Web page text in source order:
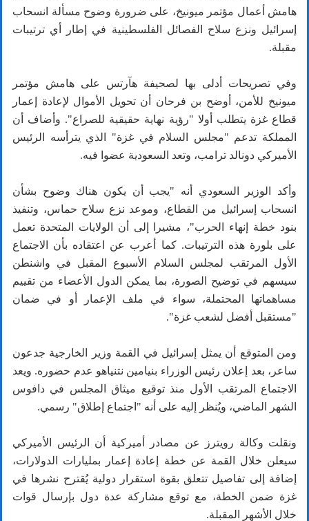
هامش أعمال مؤتمر ميونيخ، على ضرورة وضوح مسألة انسحاب
إسرائيل ونزع سلاح الفصائل الفلسطينية في إطار أي ترتيبات
مقبلة.
وفي تصريحات أدلى بها لصحيفة هآرتس على هامش مؤتمر
ميونيخ للأمن، أوضح بن فرحان أن تحويل الأموال لإعادة إعمار
قطاع غزة يتطلب أولا "رؤية نهاية حقيقية للصراع". وأضاف أن
المملكة تدعم "مجلس السلام في غزة" الذي يترأسه الرئيس
الأميركي دونالد ترامب، وتعد السعودية عضوا فيه.
وأكد الوزير السعودي أنه "يجب أن يكون هناك وضوح بشأن
انسحاب إسرائيل من القطاع، وموعد نزع سلاح حماس، وتنفيذ
بنود خطة إنهاء الحرب"، مشيرا إلى أن الولايات المتحدة تعمل
على بلورة هذه الترتيبات. كما أعرب عن اعتقاده بأن الاجتماع
الأول المرتقب لمجلس السلام الأسبوع المقبل في واشنطن
سيسهم في توضيح الصورة، بما يمكن الدول الأعضاء من تقييم
مساهماتها المحتملة، سواء في ملف الإعمار أو في ضمان
"مستقبل أفضل لشعب غزة".
ومن المتوقع أن يمثل إسرائيل في القمة وزير الخارجية جدعون
ساعر، بعد إعلان رئيس الوزراء بنيامين نتنياهو عدم حضوره. ويعد
الاجتماع المرتقب الأول منذ توقيع ميثاق المجلس في دافوس
الشهر الماضي، ويُنظر إليه على أنه "اجتماع إطلاق" رسمي.
ونقلت وكالة رويترز عن مصادر أميركية أن الرئيس الأميركي
سيعلن خلال القمة عن خطة إعادة إعمار بمليارات الدولارات،
إضافة إلى تفاصيل تتعلق بقوة استقرار دولية يُقترح نشرها في
غزة ضمن الخطة، مع توقع مشاركة عدة دول بإرسال قوات
خلال الأشهر المقبلة.